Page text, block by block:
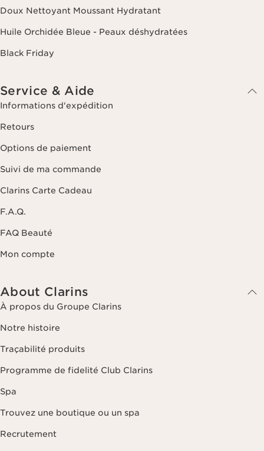
Doux Nettoyant Moussant Hydratant
Huile Orchidée Bleue - Peaux déshydratées
Black Friday
Service & Aide
Informations d'expédition
Retours
Options de paiement
Suivi de ma commande
Clarins Carte Cadeau
F.A.Q.
FAQ Beauté
Mon compte
About Clarins
À propos du Groupe Clarins
Notre histoire
Traçabilité produits
Programme de fidelité Club Clarins
Spa
Trouvez une boutique ou un spa
Recrutement